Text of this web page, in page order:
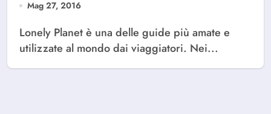
Mag 27, 2016
Lonely Planet è una delle guide più amate e
utilizzate al mondo dai viaggiatori. Nei...